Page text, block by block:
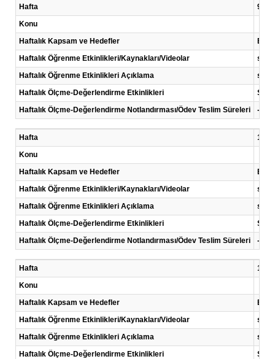
Hafta
9
Konu
Haftalık Kapsam ve Hedefler
Bu
Haftalık Öğrenme Etkinlikleri/Kaynakları/Videolar
Haftalık Öğrenme Etkinlikleri Açıklama
Haftalık Ölçme-Değerlendirme Etkinlikleri
Haftalık Ölçme-Değerlendirme Notlandırması/Ödev Teslim Süreleri
-
Hafta
10
Konu
Haftalık Kapsam ve Hedefler
Bu
Haftalık Öğrenme Etkinlikleri/Kaynakları/Videolar
Haftalık Öğrenme Etkinlikleri Açıklama
Haftalık Ölçme-Değerlendirme Etkinlikleri
Haftalık Ölçme-Değerlendirme Notlandırması/Ödev Teslim Süreleri
-
Hafta
11
Konu
Haftalık Kapsam ve Hedefler
Bu
Haftalık Öğrenme Etkinlikleri/Kaynakları/Videolar
Haftalık Öğrenme Etkinlikleri Açıklama
Haftalık Ölçme-Değerlendirme Etkinlikleri